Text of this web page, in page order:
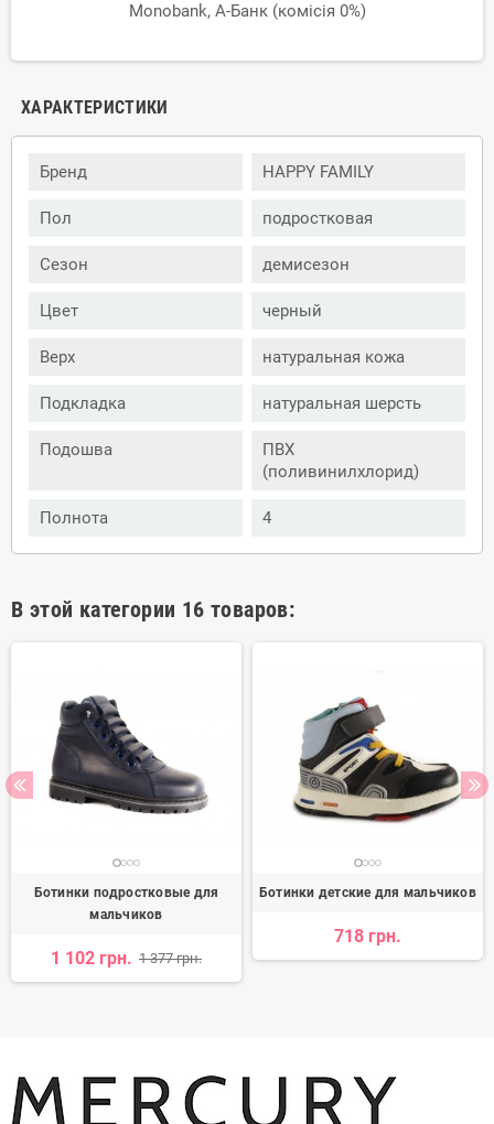
Monobank, А-Банк (комісія 0%)
ХАРАКТЕРИСТИКИ
Бренд HAPPY FAMILY
Пол подростковая
Сезон демисезон
Цвет черный
Верх натуральная кожа
Подкладка натуральная шерсть
Подошва
ПВХ
(поливинилхлорид)
Полнота 4
В этой категории 16 товаров:
Ботинки подростковые для
мальчиков
1 102 грн. 1 377 грн.
Ботинки детские для мальчиков
718 грн.